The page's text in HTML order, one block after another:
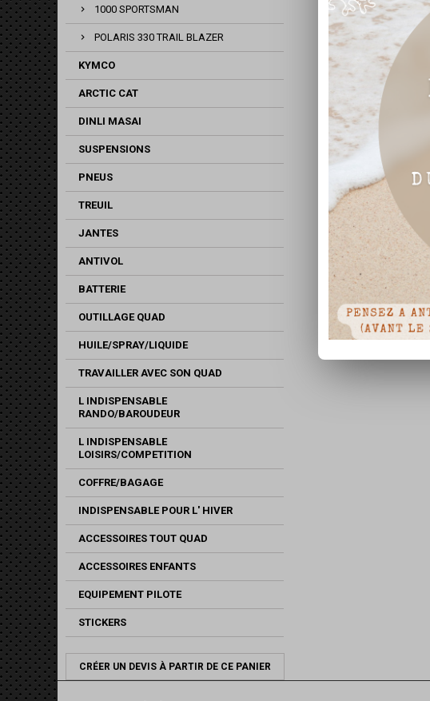
1000 SPORTSMAN
POLARIS 330 TRAIL BLAZER
KYMCO
ARCTIC CAT
DINLI MASAI
SUSPENSIONS
PNEUS
TREUIL
JANTES
ANTIVOL
BATTERIE
OUTILLAGE QUAD
HUILE/SPRAY/LIQUIDE
TRAVAILLER AVEC SON QUAD
L INDISPENSABLE
RANDO/BAROUDEUR
L INDISPENSABLE
LOISIRS/COMPETITION
COFFRE/BAGAGE
INDISPENSABLE POUR L' HIVER
ACCESSOIRES TOUT QUAD
ACCESSOIRES ENFANTS
EQUIPEMENT PILOTE
STICKERS
CRÉER UN DEVIS À PARTIR DE CE PANIER